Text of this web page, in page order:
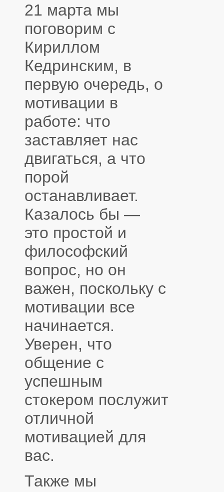
21 марта мы
поговорим с
Кириллом
Кедринским, в
первую очередь, о
мотивации в
работе: что
заставляет нас
двигаться, а что
порой
останавливает.
Казалось бы —
это простой и
философский
вопрос, но он
важен, поскольку с
мотивации все
начинается.
Уверен, что
общение с
успешным
стокером послужит
отличной
мотивацией для
вас.
Также мы